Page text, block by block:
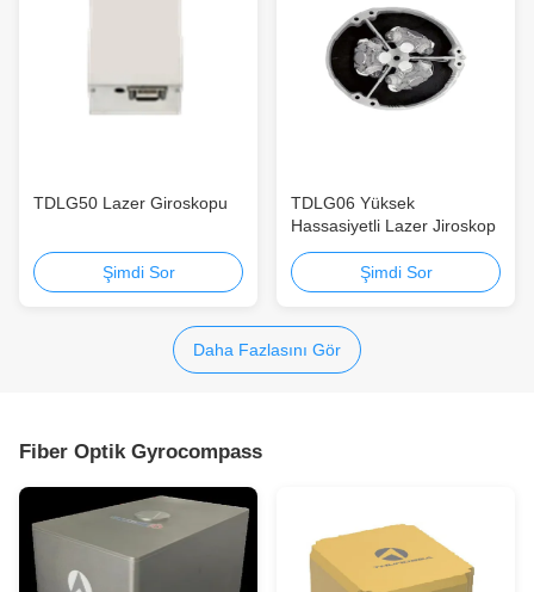
TDLG50 Lazer Giroskopu
Şimdi Sor
TDLG06 Yüksek
Hassasiyetli Lazer Jiroskop
Şimdi Sor
Daha Fazlasını Gör
Fiber Optik Gyrocompass